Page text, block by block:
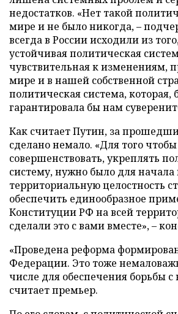
недостатков. «Нет такой
мире и не было никогда, –
всегда в России исходили из
устойчивая политическая
чувствительная к изменениям,
мире и в нашей собственной
политическая система, которая,
гарантировала бы нам
Как считает Путин, за
сделано немало. «Для того чтобы
совершенствовать, укреплять
систему, нужно было для начала
территориальную целостность
обеспечить единообразное
Конституции РФ на всей
сделали это с вами вместе», –
«Проведена реформа
Федерации. Это тоже
числе для обеспечения борьбы с
считает премьер.